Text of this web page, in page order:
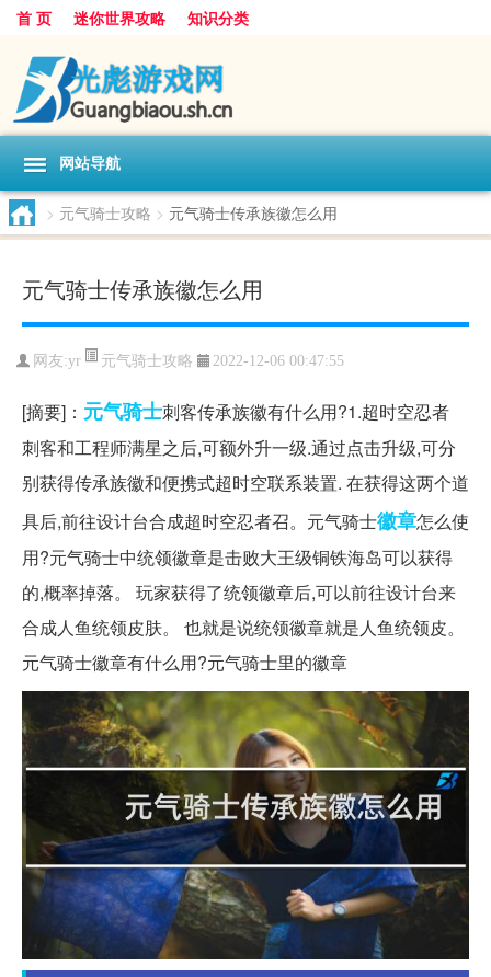
首 页 迷你世界攻略 知识分类
网站导航
> 元气骑士攻略 > 元气骑士传承族徽怎么用
元气骑士传承族徽怎么用
网友:yr 元气骑士攻略 2022-12-06 00:47:55
[摘要]： 元气骑士刺客传承族徽有什么用?1.超时空忍者
刺客和工程师满星之后,可额外升一级.通过点击升级,可分
别获得传承族徽和便携式超时空联系装置. 在获得这两个道
具后,前往设计台合成超时空忍者召。元气骑士徽章怎么使
用?元气骑士中统领徽章是击败大王级铜铁海岛可以获得
的,概率掉落。 玩家获得了统领徽章后,可以前往设计台来
合成人鱼统领皮肤。 也就是说统领徽章就是人鱼统领皮。
元气骑士徽章有什么用?元气骑士里的徽章